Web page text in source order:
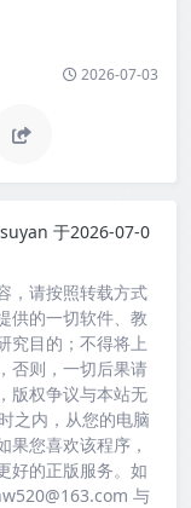
2026-07-03
suyan 于2026-07-0
，请按照转载方式
供的一切软件、教
究目的；不得将上
否则，一切后果请
版权争议与本站无
之内，从您的电脑
果您喜欢该程序，
好的正版服务。如
与